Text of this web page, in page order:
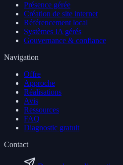
Présence gérée
Création de site internet
Référencement local
Systèmes IA gérés
Gouvernance & confiance
Navigation
Offre
Approche
Réalisations
Avis
Ressources
FAQ
Diagnostic gratuit
Contact